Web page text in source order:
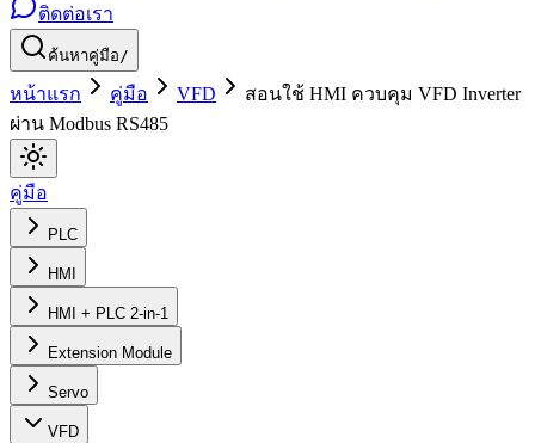
ติดต่อเรา
ค้นหาคู่มือ/
หน้าแรก คู่มือ VFD
สอนใช้ HMI ควบคุม VFD Inverter
ผ่าน Modbus RS485
คู่มือ
PLC
HMI
HMI + PLC 2-in-1
Extension Module
Servo
VFD